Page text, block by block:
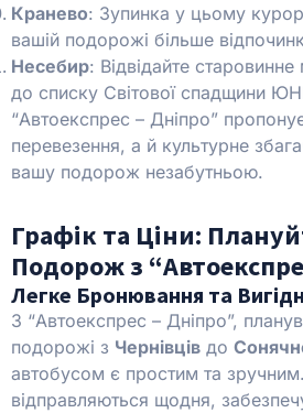
Кранево: Зупинка у цьому
вашій подорожі більше
Несебир: Відвідайте
до списку Світової спадщини
“Автоекспрес – Дніпро”
перевезення, а й культурне
вашу подорож незабутньою.
Графік та Ціни:
Подорож з
Легке Бронювання та
З “Автоекспрес – Дніпро”,
подорожі з Чернівців до
автобусом є простим та
відправляються щодня,